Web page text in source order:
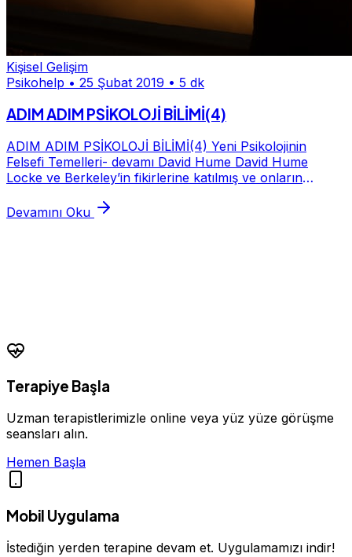
Kişisel Gelişim
Psikohelp • 25 Şubat 2019 • 5 dk
ADIM ADIM PSİKOLOJİ BİLİMİ(4)
ADIM ADIM PSİKOLOJİ BİLİMİ(4) Yeni Psikolojinin
Felsefi Temelleri- devamı David Hume David Hume
Locke ve Berkeley’in fikirlerine katılmış ve onların
Devamını Oku
Terapiye Başla
Uzman terapistlerimizle online veya yüz yüze görüşme
seansları alın.
Hemen Başla
Mobil Uygulama
İstediğin yerden terapine devam et. Uygulamamızı indir!